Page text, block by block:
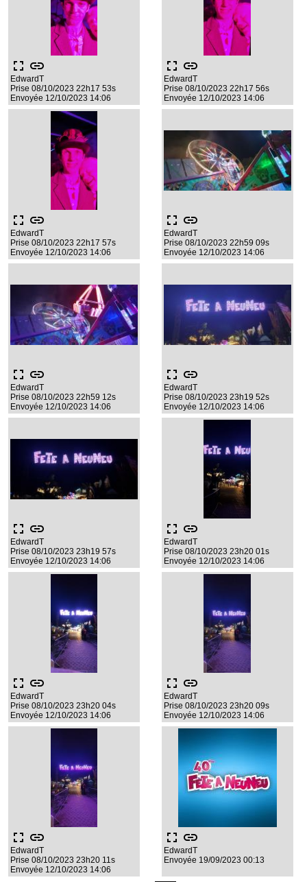
fullscreen link
EdwardT
Prise 08/10/2023 22h17 53s
Envoyée 12/10/2023 14:06
fullscreen link
EdwardT
Prise 08/10/2023 22h17 56s
Envoyée 12/10/2023 14:06
fullscreen link
EdwardT
Prise 08/10/2023 22h17 57s
Envoyée 12/10/2023 14:06
fullscreen link
EdwardT
Prise 08/10/2023 22h59 09s
Envoyée 12/10/2023 14:06
fullscreen link
EdwardT
Prise 08/10/2023 22h59 12s
Envoyée 12/10/2023 14:06
fullscreen link
EdwardT
Prise 08/10/2023 23h19 52s
Envoyée 12/10/2023 14:06
fullscreen link
EdwardT
Prise 08/10/2023 23h19 57s
Envoyée 12/10/2023 14:06
fullscreen link
EdwardT
Prise 08/10/2023 23h20 01s
Envoyée 12/10/2023 14:06
fullscreen link
EdwardT
Prise 08/10/2023 23h20 04s
Envoyée 12/10/2023 14:06
fullscreen link
EdwardT
Prise 08/10/2023 23h20 09s
Envoyée 12/10/2023 14:06
fullscreen link
EdwardT
Prise 08/10/2023 23h20 11s
Envoyée 12/10/2023 14:06
fullscreen link
EdwardT
Envoyée 19/09/2023 00:13